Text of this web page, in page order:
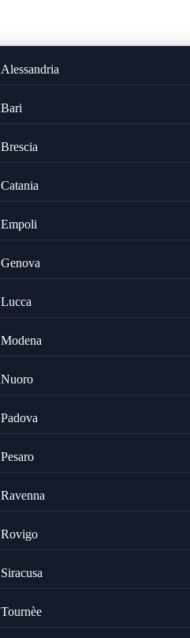
Alessandria
Bari
Brescia
Catania
Empoli
Genova
Lucca
Modena
Nuoro
Padova
Pesaro
Ravenna
Rovigo
Siracusa
Tournèe